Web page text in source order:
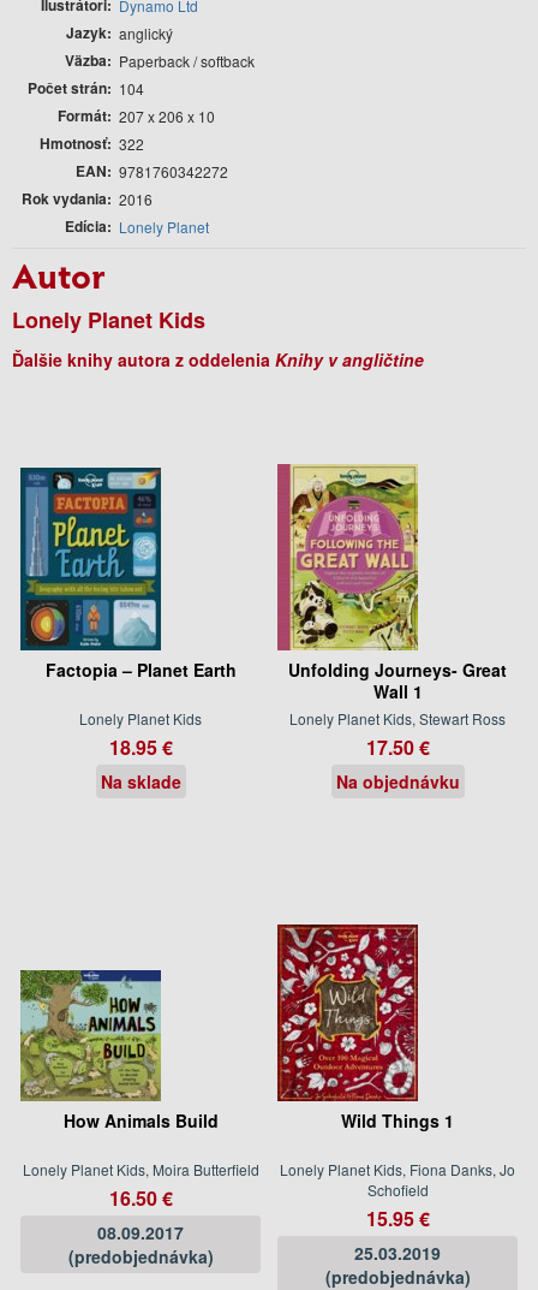
Dynamo Ltd
Jazyk anglický
Väzba Paperback / softback
Počet strán 104
Formát 207 x 206 x 10
Hmotnosť 322
EAN 9781760342272
Rok vydania 2016
Edícia Lonely Planet
Autor
Lonely Planet Kids
Ďalšie knihy autora z oddelenia Knihy v angličtine
Factopia – Planet Earth
Lonely Planet Kids
18.95 €
Na sklade
Unfolding Journeys- Great
Wall 1
Lonely Planet Kids, Stewart Ross
17.50 €
Na objednávku
How Animals Build
Lonely Planet Kids, Moira Butterfield
16.50 €
08.09.2017
(predobjednávka)
Wild Things 1
Lonely Planet Kids, Fiona Danks, Jo
Schofield
15.95 €
25.03.2019
(predobjednávka)